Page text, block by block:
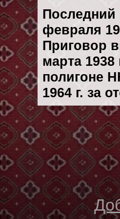
Последний
февраля
Приговор
марта
полигоне
1964 г. за